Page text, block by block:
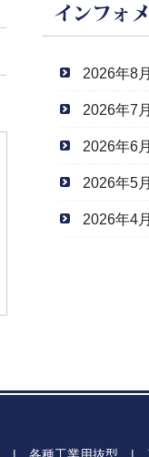
2026年8
2026年7
2026年6
2026年5
2026年4